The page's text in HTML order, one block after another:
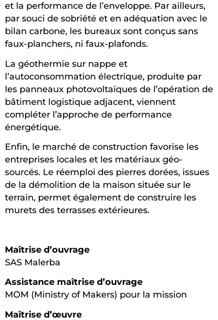
et la performance de l’enveloppe. Par ailleurs,
par souci de sobriété et en adéquation avec le
bilan carbone, les bureaux sont conçus sans
faux-planchers, ni faux-plafonds.
La géothermie sur nappe et
l’autoconsommation électrique, produite par
les panneaux photovoltaïques de l’opération de
bâtiment logistique adjacent, viennent
compléter l’approche de performance
énergétique.
Enfin, le marché de construction favorise les
entreprises locales et les matériaux géo-
sourcés. Le réemploi des pierres dorées, issues
de la démolition de la maison située sur le
terrain, permet également de construire les
murets des terrasses extérieures.
Maîtrise d’ouvrage
SAS Malerba
Assistance maîtrise d’ouvrage
MOM (Ministry of Makers) pour la mission
Maîtrise d’œuvre